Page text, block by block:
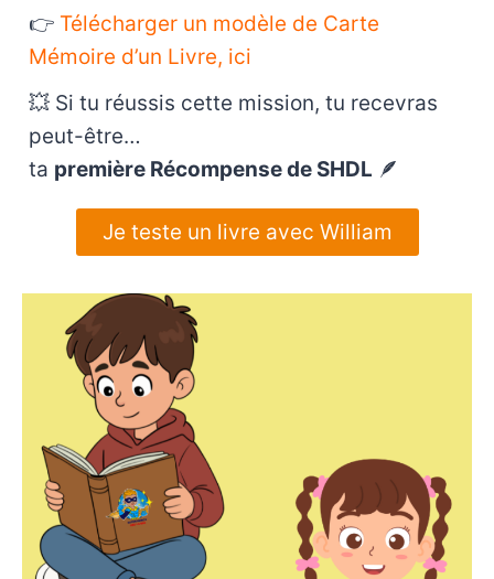
👉 Télécharger un modèle de Carte
Mémoire d’un Livre, ici
💥 Si tu réussis cette mission, tu recevras
peut-être…
ta première Récompense de SHDL 🪶
Je teste un livre avec William